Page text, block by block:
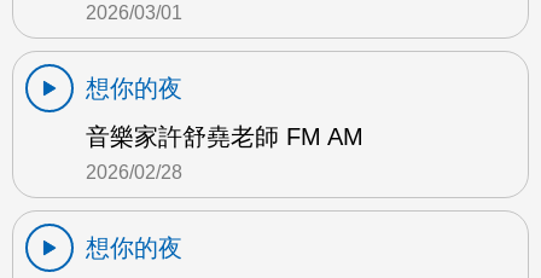
2026/03/01
想你的夜
音樂家許舒堯老師 FM AM
2026/02/28
想你的夜